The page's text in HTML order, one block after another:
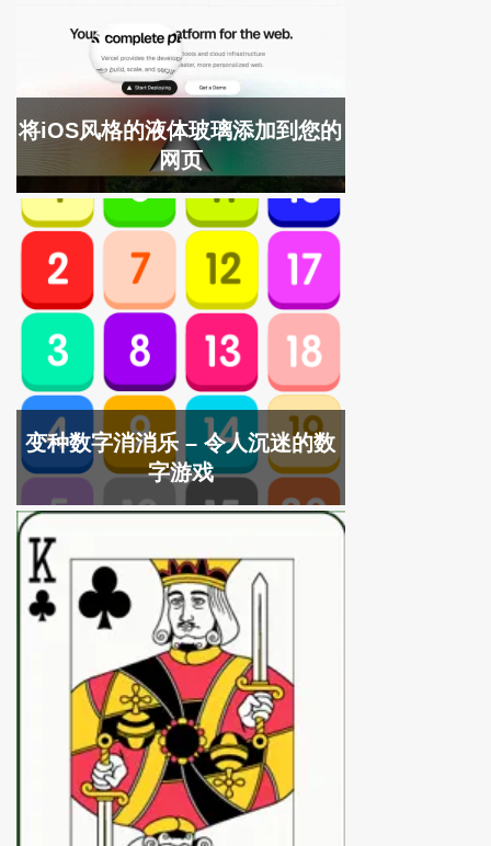
将iOS风格的液体玻璃添加到您的
网页
变种数字消消乐 – 令人沉迷的数
字游戏